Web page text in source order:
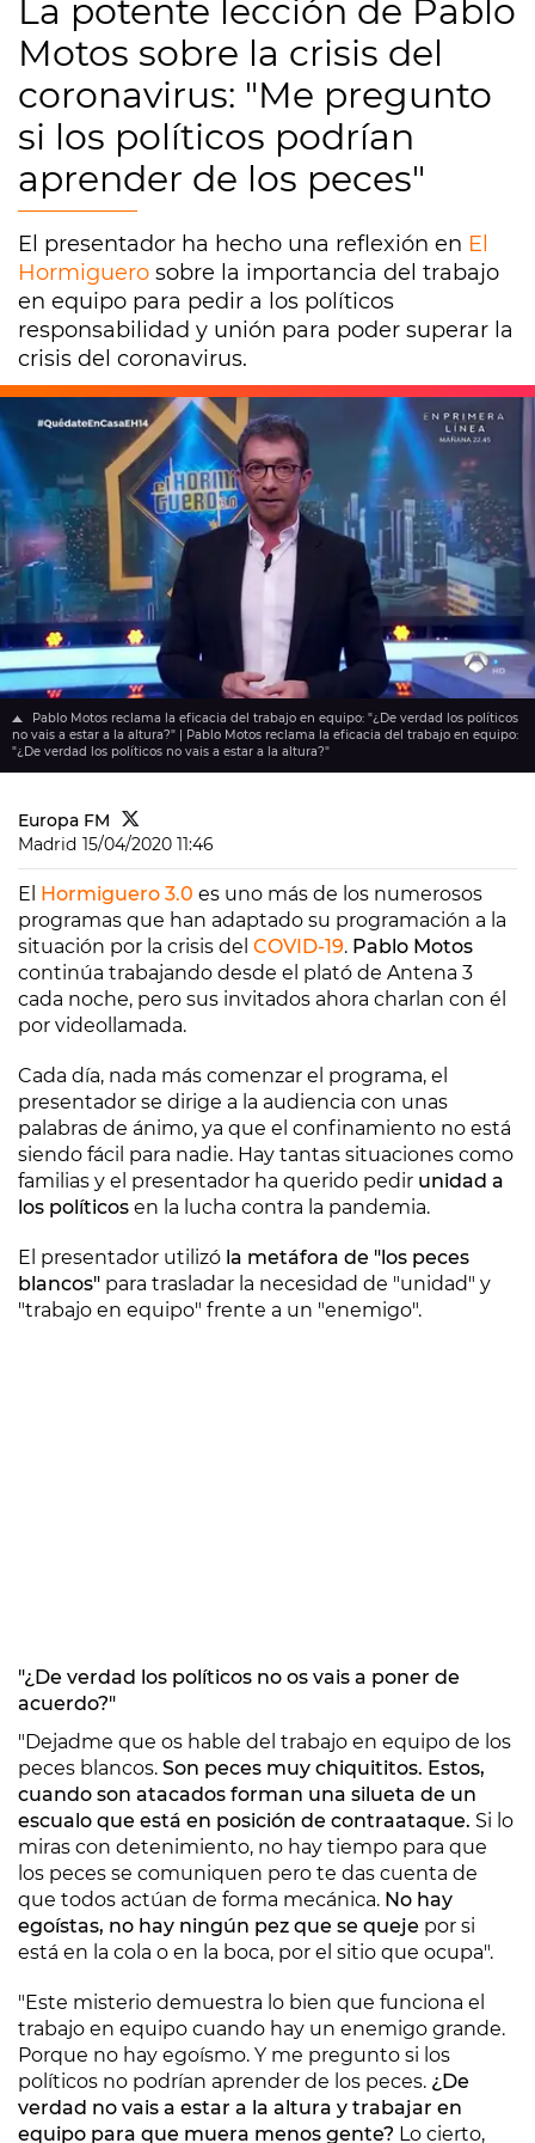
La potente lección de Pablo
Motos sobre la crisis del
coronavirus: "Me pregunto
si los políticos podrían
aprender de los peces"
El presentador ha hecho una reflexión en El
Hormiguero sobre la importancia del trabajo
en equipo para pedir a los políticos
responsabilidad y unión para poder superar la
crisis del coronavirus.
Pablo Motos reclama la eficacia del trabajo en equipo: "¿De verdad los políticos
no vais a estar a la altura?" | Pablo Motos reclama la eficacia del trabajo en equipo:
"¿De verdad los políticos no vais a estar a la altura?"
Europa FM
Madrid 15/04/2020 11:46
El Hormiguero 3.0 es uno más de los numerosos
programas que han adaptado su programación a la
situación por la crisis del COVID-19. Pablo Motos
continúa trabajando desde el plató de Antena 3
cada noche, pero sus invitados ahora charlan con él
por videollamada.
Cada día, nada más comenzar el programa, el
presentador se dirige a la audiencia con unas
palabras de ánimo, ya que el confinamiento no está
siendo fácil para nadie. Hay tantas situaciones como
familias y el presentador ha querido pedir unidad a
los políticos en la lucha contra la pandemia.
El presentador utilizó la metáfora de "los peces
blancos" para trasladar la necesidad de "unidad" y
"trabajo en equipo" frente a un "enemigo".
"¿De verdad los políticos no os vais a poner de
acuerdo?"
"Dejadme que os hable del trabajo en equipo de los
peces blancos. Son peces muy chiquititos. Estos,
cuando son atacados forman una silueta de un
escualo que está en posición de contraataque. Si lo
miras con detenimiento, no hay tiempo para que
los peces se comuniquen pero te das cuenta de
que todos actúan de forma mecánica. No hay
egoístas, no hay ningún pez que se queje por si
está en la cola o en la boca, por el sitio que ocupa".
"Este misterio demuestra lo bien que funciona el
trabajo en equipo cuando hay un enemigo grande.
Porque no hay egoísmo. Y me pregunto si los
políticos no podrían aprender de los peces. ¿De
verdad no vais a estar a la altura y trabajar en
equipo para que muera menos gente? Lo cierto,